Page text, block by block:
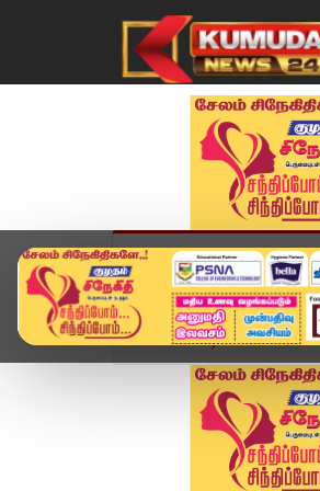
முகப்பு விளையாட்டு
Home வீடியோ ஸ்டோரி